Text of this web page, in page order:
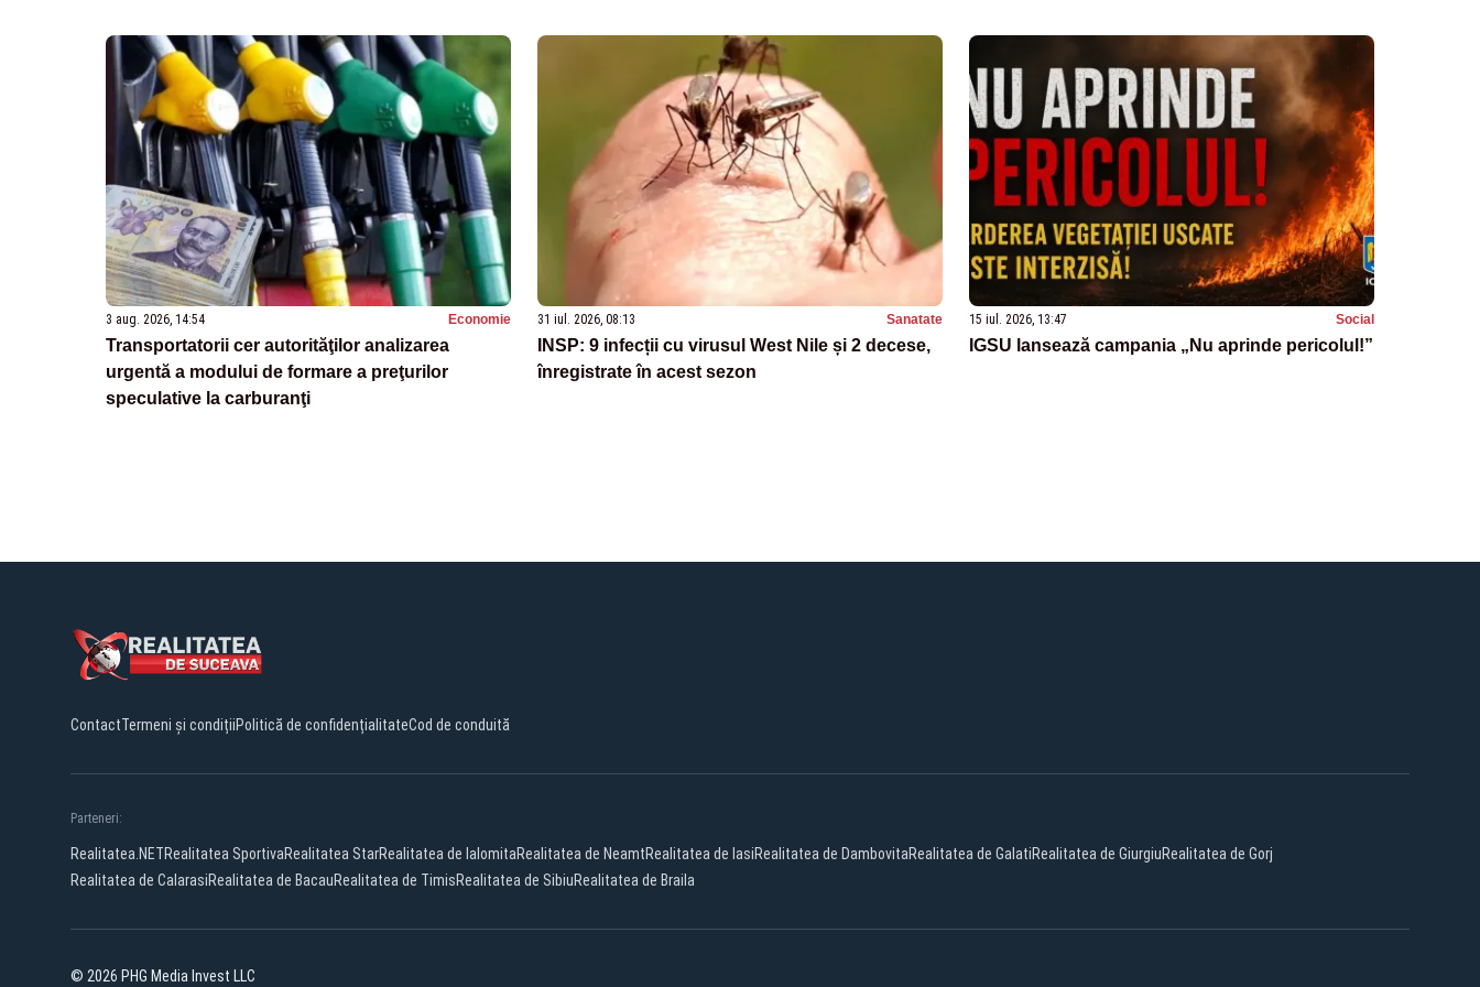
3 aug. 2026, 14:54 Economie
Transportatorii cer autorităţilor analizarea
urgentă a modului de formare a preţurilor
speculative la carburanţi
31 iul. 2026, 08:13 Sanatate
INSP: 9 infecții cu virusul West Nile și 2 decese,
înregistrate în acest sezon
15 iul. 2026, 13:47 Social
IGSU lansează campania „Nu aprinde pericolul!”
ContactTermeni și condițiiPolitică de confidențialitateCod de conduită
Parteneri:
Realitatea.NETRealitatea SportivaRealitatea StarRealitatea de IalomitaRealitatea de NeamtRealitatea de IasiRealitatea de DambovitaRealitatea de GalatiRealitatea de GiurgiuRealitatea de Gorj
Realitatea de CalarasiRealitatea de BacauRealitatea de TimisRealitatea de SibiuRealitatea de Braila
© 2026 PHG Media Invest LLC